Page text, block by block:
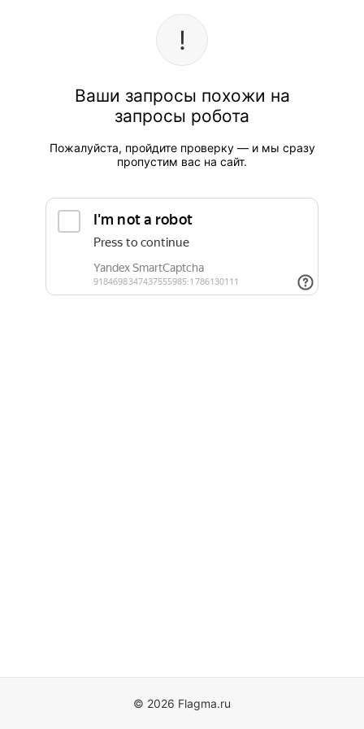
Ваши запросы похожи на
запросы робота
Пожалуйста, пройдите проверку — и мы сразу
пропустим вас на сайт.
© 2026 Flagma.ru